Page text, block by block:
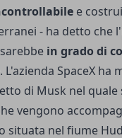
e
- ha detto che
in grado di
. L'azienda SpaceX ha
di Musk nel quale
vengono
situata nel fiume